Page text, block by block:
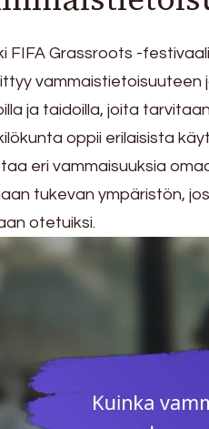
FIFA Grassroots -
vammaistietoisuuteen
ja taidoilla, joita
oppii erilaisista
eri vammaisuuksia
tukevan ympäristön,
otetuiksi.